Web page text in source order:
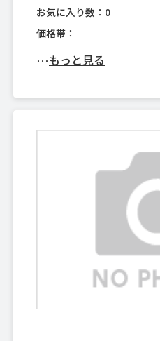
お気に入り数：0
価格帯：
･･･もっと見る